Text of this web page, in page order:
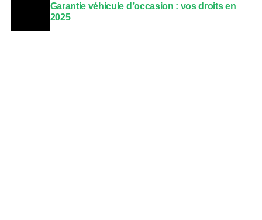
Garantie véhicule d’occasion : vos droits en
2025